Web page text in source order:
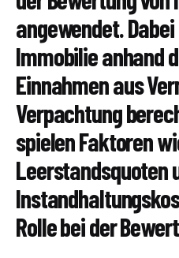
angewendet.
Immobilie anhand
Einnahmen aus
Verpachtung
spielen Faktoren
Leerstandsquoten
Rolle bei der